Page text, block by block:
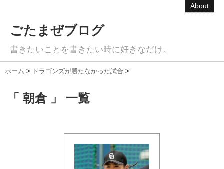
About
ごたまぜブログ
書きたいことを書きたい時に好きなだけ。
ホーム > ドラゴンズが勝たなかった試合 >
「 朝倉 」 一覧